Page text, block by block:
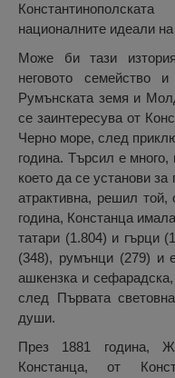
националните идеали
Може би тази
неговото семейство
Румънската земя и
се заинтересува от
Черно море, след
година. Търсил е
което да се установи
атрактивна, решил той,
година, Констанца
татари (1.804) и гърци
(348), румънци (279) и
ашкензка и
след Първата
души.
През 1881 година,
Констанца, от